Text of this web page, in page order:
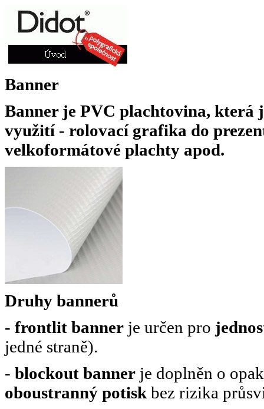
Banner
Banner je PVC plachtovina, která
využití - rolovací grafika do
velkoformátové plachty apod.
Druhy bannerů
- frontlit banner je určen pro
jedné straně).
- blockout banner je doplněn o
oboustranný potisk bez rizika